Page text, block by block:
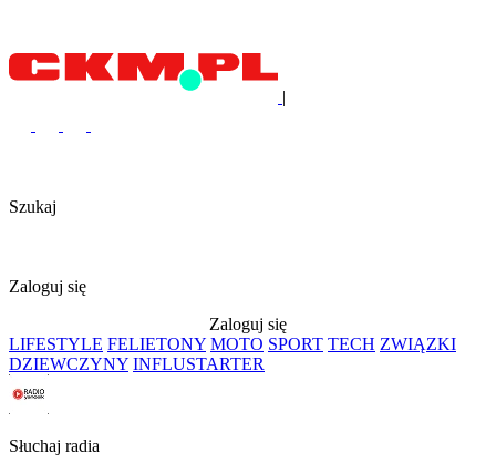
|
Szukaj
Zaloguj się
Zaloguj się
LIFESTYLE FELIETONY MOTO SPORT TECH ZWIĄZKI
DZIEWCZYNY INFLUSTARTER
Słuchaj radia